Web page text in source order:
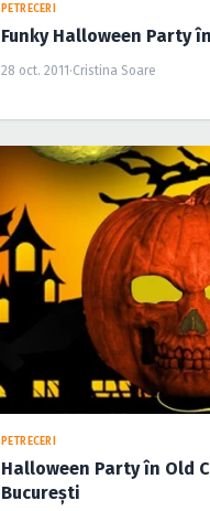
PETRECERI
Funky Halloween Party
28 oct. 2011·Cristina Soare
PETRECERI
Halloween Party în Old
Bucureşti